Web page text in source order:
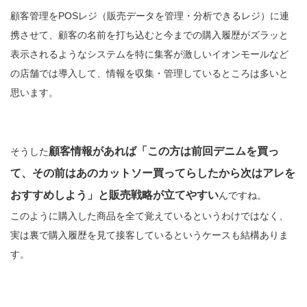
顧客管理をPOSレジ（販売データを管理・分析できるレジ）に連
携させて、顧客の名前を打ち込むと今までの購入履歴がズラッと
表示されるようなシステムを特に集客が激しいイオンモールなど
の店舗では導入して、情報を収集・管理しているところは多いと
思います。
そうした顧客情報があれば「この方は前回デニムを買っ
て、その前はあのカットソー買ってらしたから次はアレを
おすすめしよう」と販売戦略が立てやすいんですね。
このように購入した商品を全て覚えているというわけではなく、
実は裏で購入履歴を見て接客しているというケースも結構ありま
す。